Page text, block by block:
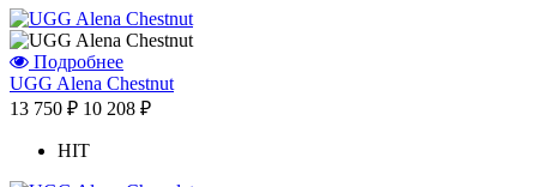
Подробнее
UGG Alena Chestnut
13 750 ₽ 10 208 ₽
HIT